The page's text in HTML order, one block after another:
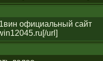
официальный сайт
url]